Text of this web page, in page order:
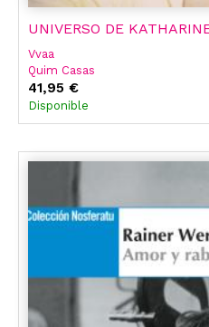
UNIVERSO DE
Vvaa
Quim Casas
José Madrid
Alejandro Melero Salvador
41,95 €
Disponible